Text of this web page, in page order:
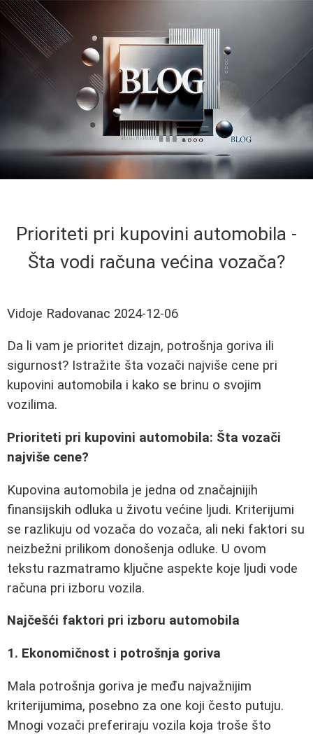
Prioriteti pri kupovini automobila -
Šta vodi računa većina vozača?
Vidoje Radovanac 2024-12-06
Da li vam je prioritet dizajn, potrošnja goriva ili
sigurnost? Istražite šta vozači najviše cene pri
kupovini automobila i kako se brinu o svojim
vozilima.
Prioriteti pri kupovini automobila: Šta vozači
najviše cene?
Kupovina automobila je jedna od značajnijih
finansijskih odluka u životu većine ljudi. Kriterijumi
se razlikuju od vozača do vozača, ali neki faktori su
neizbežni prilikom donošenja odluke. U ovom
tekstu razmatramo ključne aspekte koje ljudi vode
računa pri izboru vozila.
Najčešći faktori pri izboru automobila
1. Ekonomičnost i potrošnja goriva
Mala potrošnja goriva je među najvažnijim
kriterijumima, posebno za one koji često putuju.
Mnogi vozači preferiraju vozila koja troše što